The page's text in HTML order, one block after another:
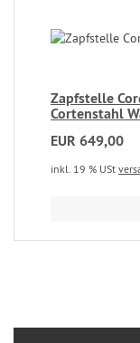
Zapfstelle
Cortenstahl
EUR 649,00
inkl. 19 % USt